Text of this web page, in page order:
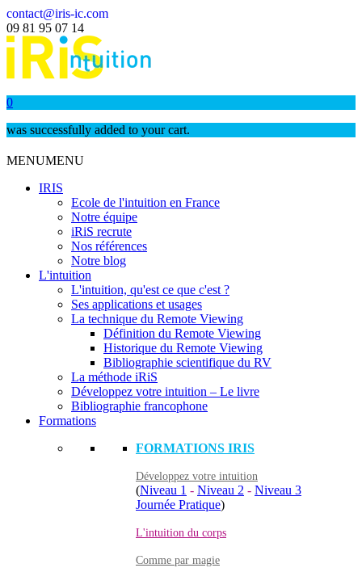
contact@iris-ic.com
09 81 95 07 14
0
was successfully added to your cart.
MENUMENU
IRIS
Ecole de l'intuition en France
Notre équipe
iRiS recrute
Nos références
Notre blog
L'intuition
L'intuition, qu'est ce que c'est ?
Ses applications et usages
La technique du Remote Viewing
Définition du Remote Viewing
Historique du Remote Viewing
Bibliographie scientifique du RV
La méthode iRiS
Développez votre intuition – Le livre
Bibliographie francophone
Formations
FORMATIONS IRIS
Développez votre intuition
(Niveau 1 - Niveau 2 - Niveau 3
Journée Pratique)
L'intuition du corps
Comme par magie